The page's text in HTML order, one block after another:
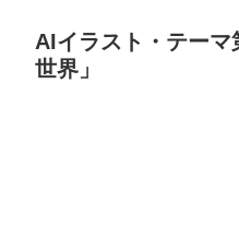
AIイラスト・テー
世界」